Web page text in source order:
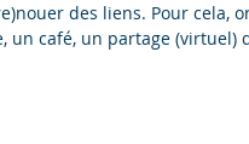
des liens. Pour cela,
café, un partage (virtuel)